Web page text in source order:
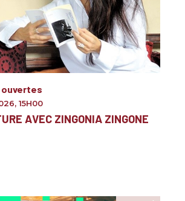
, 15H00
AVEC ZINGONIA ZINGONE